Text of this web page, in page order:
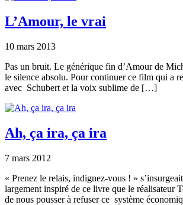
L’Amour, le vrai
10 mars 2013
Pas un bruit. Le générique fin d’Amour de
le silence absolu. Pour continuer ce film qui a
avec Schubert et la voix sublime de […]
Ah, ça ira, ça ira
7 mars 2012
« Prenez le relais, indignez-vous ! »
largement inspiré de ce livre que le
de nous pousser à refuser ce système